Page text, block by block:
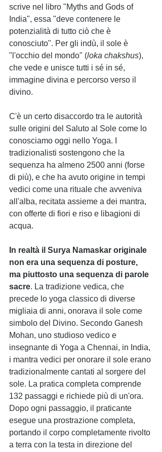
scrive nel libro "Myths and Gods of
India", essa "deve contenere le
potenzialità di tutto ciò che è
conosciuto". Per gli indù, il sole è
"l'occhio del mondo" (loka chakshus),
che vede e unisce tutti i sé in sé,
immagine divina e percorso verso il
divino.
C'è un certo disaccordo tra le autorità
sulle origini del Saluto al Sole come lo
conosciamo oggi nello Yoga. I
tradizionalisti sostengono che la
sequenza ha almeno 2500 anni (forse
di più), e che ha avuto origine in tempi
vedici come una rituale che avveniva
all'alba, recitata assieme a dei mantra,
con offerte di fiori e riso e libagioni di
acqua.
In realtà il Surya Namaskar originale
non era una sequenza di posture,
ma piuttosto una sequenza di parole
sacre. La tradizione vedica, che
precede lo yoga classico di diverse
migliaia di anni, onorava il sole come
simbolo del Divino. Secondo Ganesh
Mohan, uno studioso vedico e
insegnante di Yoga a Chennai, in India,
i mantra vedici per onorare il sole erano
tradizionalmente cantati al sorgere del
sole. La pratica completa comprende
132 passaggi e richiede più di un'ora.
Dopo ogni passaggio, il praticante
esegue una prostrazione completa,
portando il corpo completamente rivolto
a terra con la testa in direzione del